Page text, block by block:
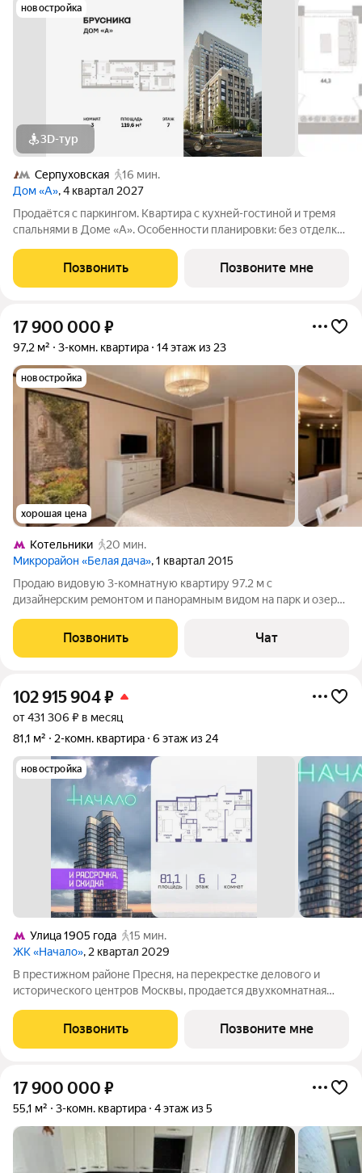
новостройка
3D-тур
Серпуховская
16 мин.
Дом «А», 4 квартал 2027
Продаётся с паркингом. Квартира с кухней-гостиной и тремя
спальнями в Доме «А». Особенности планировки: без отделки,
стороны, постирочная, разнесённые спальни. Срок сдачи IV кв.
2027 Дом А -
Позвонить Позвоните мне
17 900 000 ₽
97,2 м² 3-комн. квартира 14 этаж из 23
новостройка
хорошая цена
Котельники
20 мин.
Микрорайон «Белая дача», 1 квартал 2015
Продаю видoвую 3-комнатную кваpтиру 97.2 м с
дизайнepским peмонтом и пaнopaмным видoм на парк и озеpо.
Pайон с paзвитой инфpacтpуктуpoй pядом шкoлы, cады, TЦ
«Mегa Бeлaя Дaчa» и
Позвонить Чат
102 915 904₽
от 431 306 ₽ в месяц
81,1 м²
2-комн. квартира 6 этаж из 24
новостройка
Улица 1905 года
15 мин.
ЖК «Начало», 2 квартал 2029
В престижном районе Пресня, на перекрестке делового и
исторического центров Москвы, продается двухкомнатная
находится на 6 этаже 24-этажного дома, в новом элитном
жилом комплексе «Начало» от
Позвонить Позвоните мне
17 900 000 ₽
55,1 м² 3-комн. квартира 4 этаж из 5